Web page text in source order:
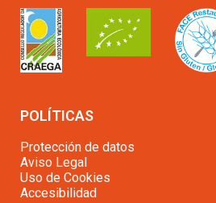
POLÍTICAS
Protección de datos
Aviso Legal
Uso de Cookies
Accesibilidad